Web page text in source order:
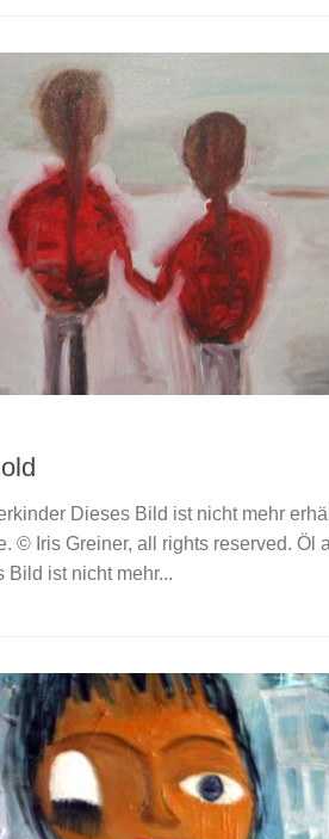
Dieses Bild ist nicht mehr
© Iris Greiner, all rights reserved. Öl
ist nicht mehr...